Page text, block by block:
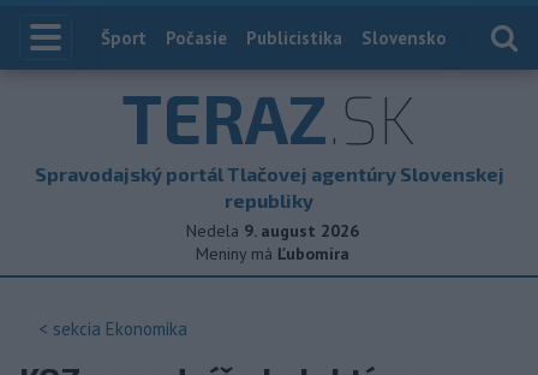
Index
Šport Počasie Publicistika Slovensko
TERAZ.SK
Spravodajský portál Tlačovej agentúry Slovenskej
republiky
Nedela 9. august 2026
Meniny má Ľubomíra
< sekcia Ekonomika